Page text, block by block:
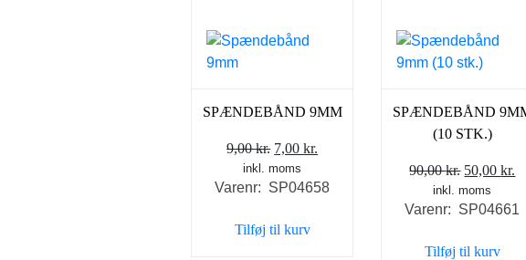
SPÆNDEBÅND 9MM
9,00kr. Den
oprindelige
pris
9,00 kr..
7,00kr.
pris
inkl. moms
Varenr: SP04658
Tilføj til kurv
SPÆNDEBÅND
(10 STK.)
90,00kr. Den
pris
90,00 kr..
50,00kr.
inkl. moms
Varenr: SP04661
Tilføj til kurv